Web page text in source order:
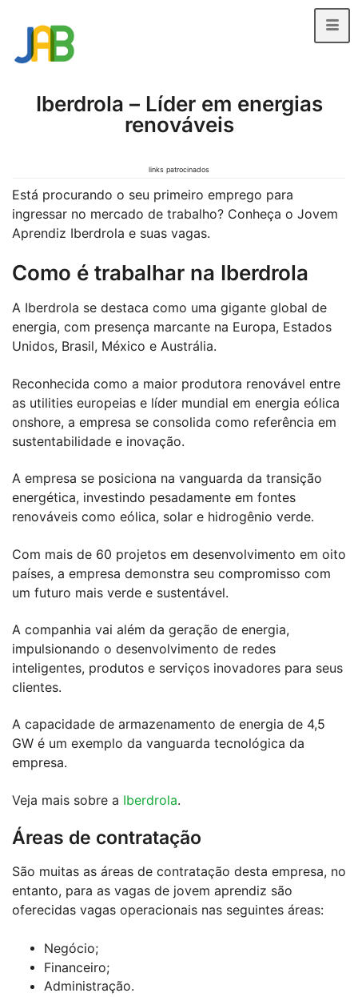
Iberdrola – Líder em energias
renováveis
links patrocinados
Está procurando o seu primeiro emprego para
ingressar no mercado de trabalho? Conheça o Jovem
Aprendiz Iberdrola e suas vagas.
Como é trabalhar na Iberdrola
A Iberdrola se destaca como uma gigante global de
energia, com presença marcante na Europa, Estados
Unidos, Brasil, México e Austrália.
Reconhecida como a maior produtora renovável entre
as utilities europeias e líder mundial em energia eólica
onshore, a empresa se consolida como referência em
sustentabilidade e inovação.
A empresa se posiciona na vanguarda da transição
energética, investindo pesadamente em fontes
renováveis como eólica, solar e hidrogênio verde.
Com mais de 60 projetos em desenvolvimento em oito
países, a empresa demonstra seu compromisso com
um futuro mais verde e sustentável.
A companhia vai além da geração de energia,
impulsionando o desenvolvimento de redes
inteligentes, produtos e serviços inovadores para seus
clientes.
A capacidade de armazenamento de energia de 4,5
GW é um exemplo da vanguarda tecnológica da
empresa.
Veja mais sobre a Iberdrola.
Áreas de contratação
São muitas as áreas de contratação desta empresa, no
entanto, para as vagas de jovem aprendiz são
oferecidas vagas operacionais nas seguintes áreas:
Negócio;
Financeiro;
Administração.